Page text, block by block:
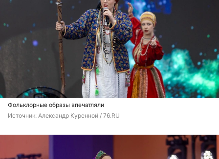
Фольклорные образы впечатляли
Источник: Александр Куренной / 76.RU